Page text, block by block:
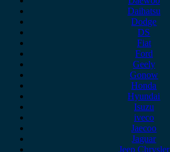
Daihatsu
Dodge
DS
Fiat
Ford
Geely
Gonow
Honda
Hyundai
Isuzu
iveco
Jaecoo
Jaguar
Jeep Chrysler